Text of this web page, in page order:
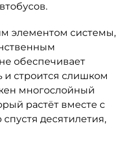
элементом системы,
обеспечивает
и строится слишком
многослойный
растёт вместе с
десятилетия,